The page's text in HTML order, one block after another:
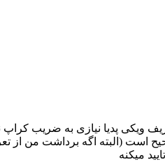
ویکی پدیا نیازی به ضریب کراپ
میکنه